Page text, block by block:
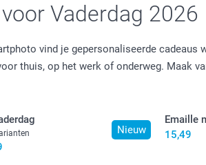
Vaderdag 2026
vind je gepersonaliseerde
thuis, op het werk of onderweg. Maak
Nieuw
Emaille
15,49